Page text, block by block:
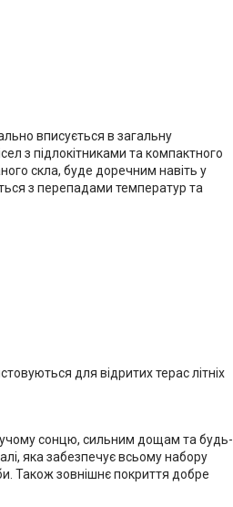
вписується в загальну
з підлокітниками та компактного
скла, буде доречним навіть у
з перепадами температур та
для відритих терас літніх
сонцю, сильним дощам та будь-
яка забезпечує всьому набору
Також зовнішнє покриття добре